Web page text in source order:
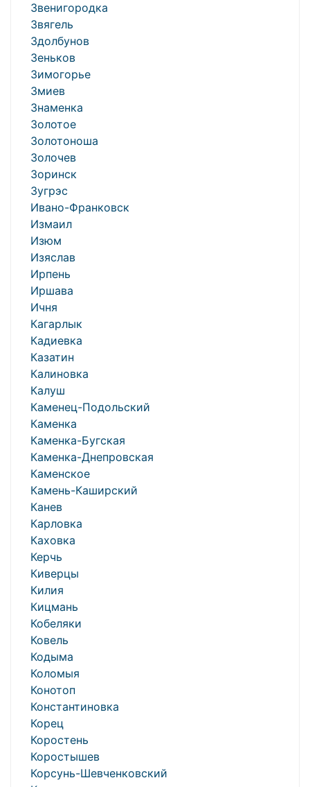
Звенигородка
Звягель
Здолбунов
Зеньков
Зимогорье
Змиев
Знаменка
Золотое
Золотоноша
Золочев
Зоринск
Зугрэс
Ивано-Франковск
Измаил
Изюм
Изяслав
Ирпень
Иршава
Ичня
Кагарлык
Кадиевка
Казатин
Калиновка
Калуш
Каменец-Подольский
Каменка
Каменка-Бугская
Каменка-Днепровская
Каменское
Камень-Каширский
Канев
Карловка
Каховка
Керчь
Киверцы
Килия
Кицмань
Кобеляки
Ковель
Кодыма
Коломыя
Конотоп
Константиновка
Корец
Коростень
Коростышев
Корсунь-Шевченковский